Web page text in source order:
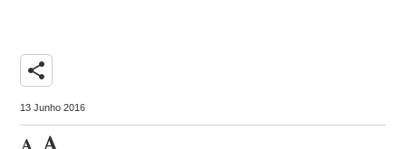
share
13 Junho 2016